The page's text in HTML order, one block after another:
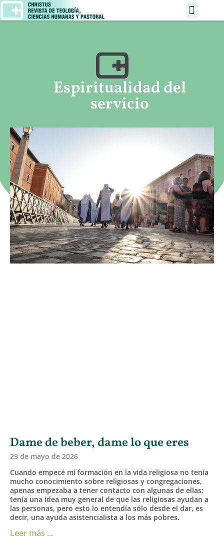
Espiritualidad del
servicio
Dame de beber, dame lo que eres
29 de mayo de 2026
Cuando empecé mi formación en la vida religiosa no tenía
mucho conocimiento sobre religiosas y congregaciones,
apenas empezaba a tener contacto con algunas de ellas;
tenía una idea muy general de que las religiosas ayudan a
las personas, pero esto lo entendía sólo desde el dar, es
decir, una ayuda asistencialista a los más pobres.
Leer más ...